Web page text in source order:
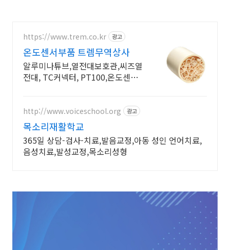
https://www.trem.co.kr 광고
온도센서부품 트렘무역상사
알루미나튜브,열전대보호관,씨즈열
전대, TC커넥터, PT100,온도센서
http://www.voiceschool.org 광고
목소리재활학교
365일 상담-검사-치료,발음교정,아동 성인 언어치료,
음성치료,발성교정,목소리성형